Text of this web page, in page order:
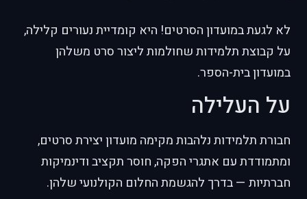
לא לגעת במועדון הסרטים! היא קומדיית נעורים קלילה,
על קבוצת תלמידות שחולמות ליצור סרט משלהן
במועדון בית-הספר.
על העלילה
חבורת תלמידות נלהבות מקימה מועדון יצירת סרטים,
ומתמודדת עם אתגרי הפקה, חוסר תקציב ודינמיקות
חברתיות — בדרך להגשמת החלום הקולנועי שלהן.